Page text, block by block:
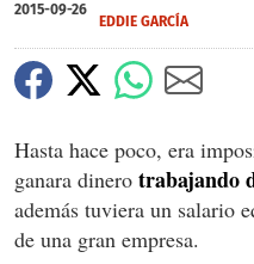
2015-09-26
EDDIE GARCÍA
Hasta hace poco, era
ganara dinero trabajando
además tuviera un salario
de una gran empresa.